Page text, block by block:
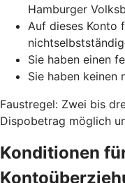
Hamburger
Auf dieses Konto
Sie haben einen
Sie haben keinen
Faustregel: Zwei bis
Dispobetrag möglich
Konditionen